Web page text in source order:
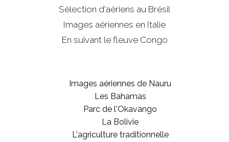
Sélection d'aériens au Brésil
Images aériennes en Italie
En suivant le fleuve Congo
Images aériennes de Nauru
Les Bahamas
Parc de l'Okavango
La Bolivie
L'agriculture traditionnelle